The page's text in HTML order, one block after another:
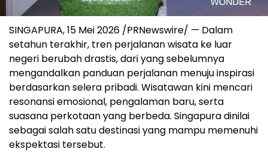
SINGAPURA, 15 Mei 2026 /PRNewswire/ — Dalam
setahun terakhir, tren perjalanan wisata ke luar
negeri berubah drastis, dari yang sebelumnya
mengandalkan panduan perjalanan menuju inspirasi
berdasarkan selera pribadi. Wisatawan kini mencari
resonansi emosional, pengalaman baru, serta
suasana perkotaan yang berbeda. Singapura dinilai
sebagai salah satu destinasi yang mampu memenuhi
ekspektasi tersebut.